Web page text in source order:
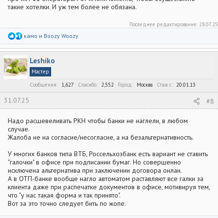
Обращаясь с настоящей заявкой, я подтверждаю полноту, точность
и достоверность данных, представленных Партнерам.
Я даю согласие на получение мной рассылки и рекламы по сетям
электросвязи, включая подвижную радиотелефонную связь, от
Банка, его аффилированных лиц, Партнеров и контрагентов Банка
и Партнеров.
Я уведомлен о том, что предоставление указанных выше согласий
является правом, а не обязанностью, данные согласия могут быть
отозваны в порядке, предусмотренном законодательством
Российской Федерации.
Так как нужная мне рассрочка не была одобрена, хочу отозвать
Обратился с этим в Т-банк, но получил отказ - якобы я должен
это делать самостоятельно.
всех этих контор? Поможет ли обращение в РКН, ЦБ РФ или
Финупу?
нахождения: 123112, г. Москва, Пресненская наб., д.8, стр.1,
ПАО «Совкомбанк» (ОГРН 1144400000425), адрес
местонахождения: 156000, г. Кострома, пр-т
Текстильщиков, д. 46.
такие хотелки. И уж тем более не обязана.
Последнее редактирование: 28.07.25
Р
а
ц
и
и
камо и Boozy Woozy
Leshiko
Мастер
Сообщения
1,627 Спасибо 2,552 Город Москва Стаж c 20.01.13
31.07.25 #8
Надо расшевеливать РКН чтобы банки не наглели, в любом
случае.
Жалоба не на согласие/несогласие, а на безальтернативность.
У многих банков типа ВТБ, Россельхозбанк есть вариант не ставить
"галочки" в офисе при подписании бумаг. Но совершенно
исключена альтернатива при заключении договора онлан.
А в ОТП-банке вообще нагло автоматом раставляют все галки за
клиента даже при распечатке документов в офисе, мотивируя тем,
что "у нас такая форма и так принято".
Вот за это точно следует бить по жопе.